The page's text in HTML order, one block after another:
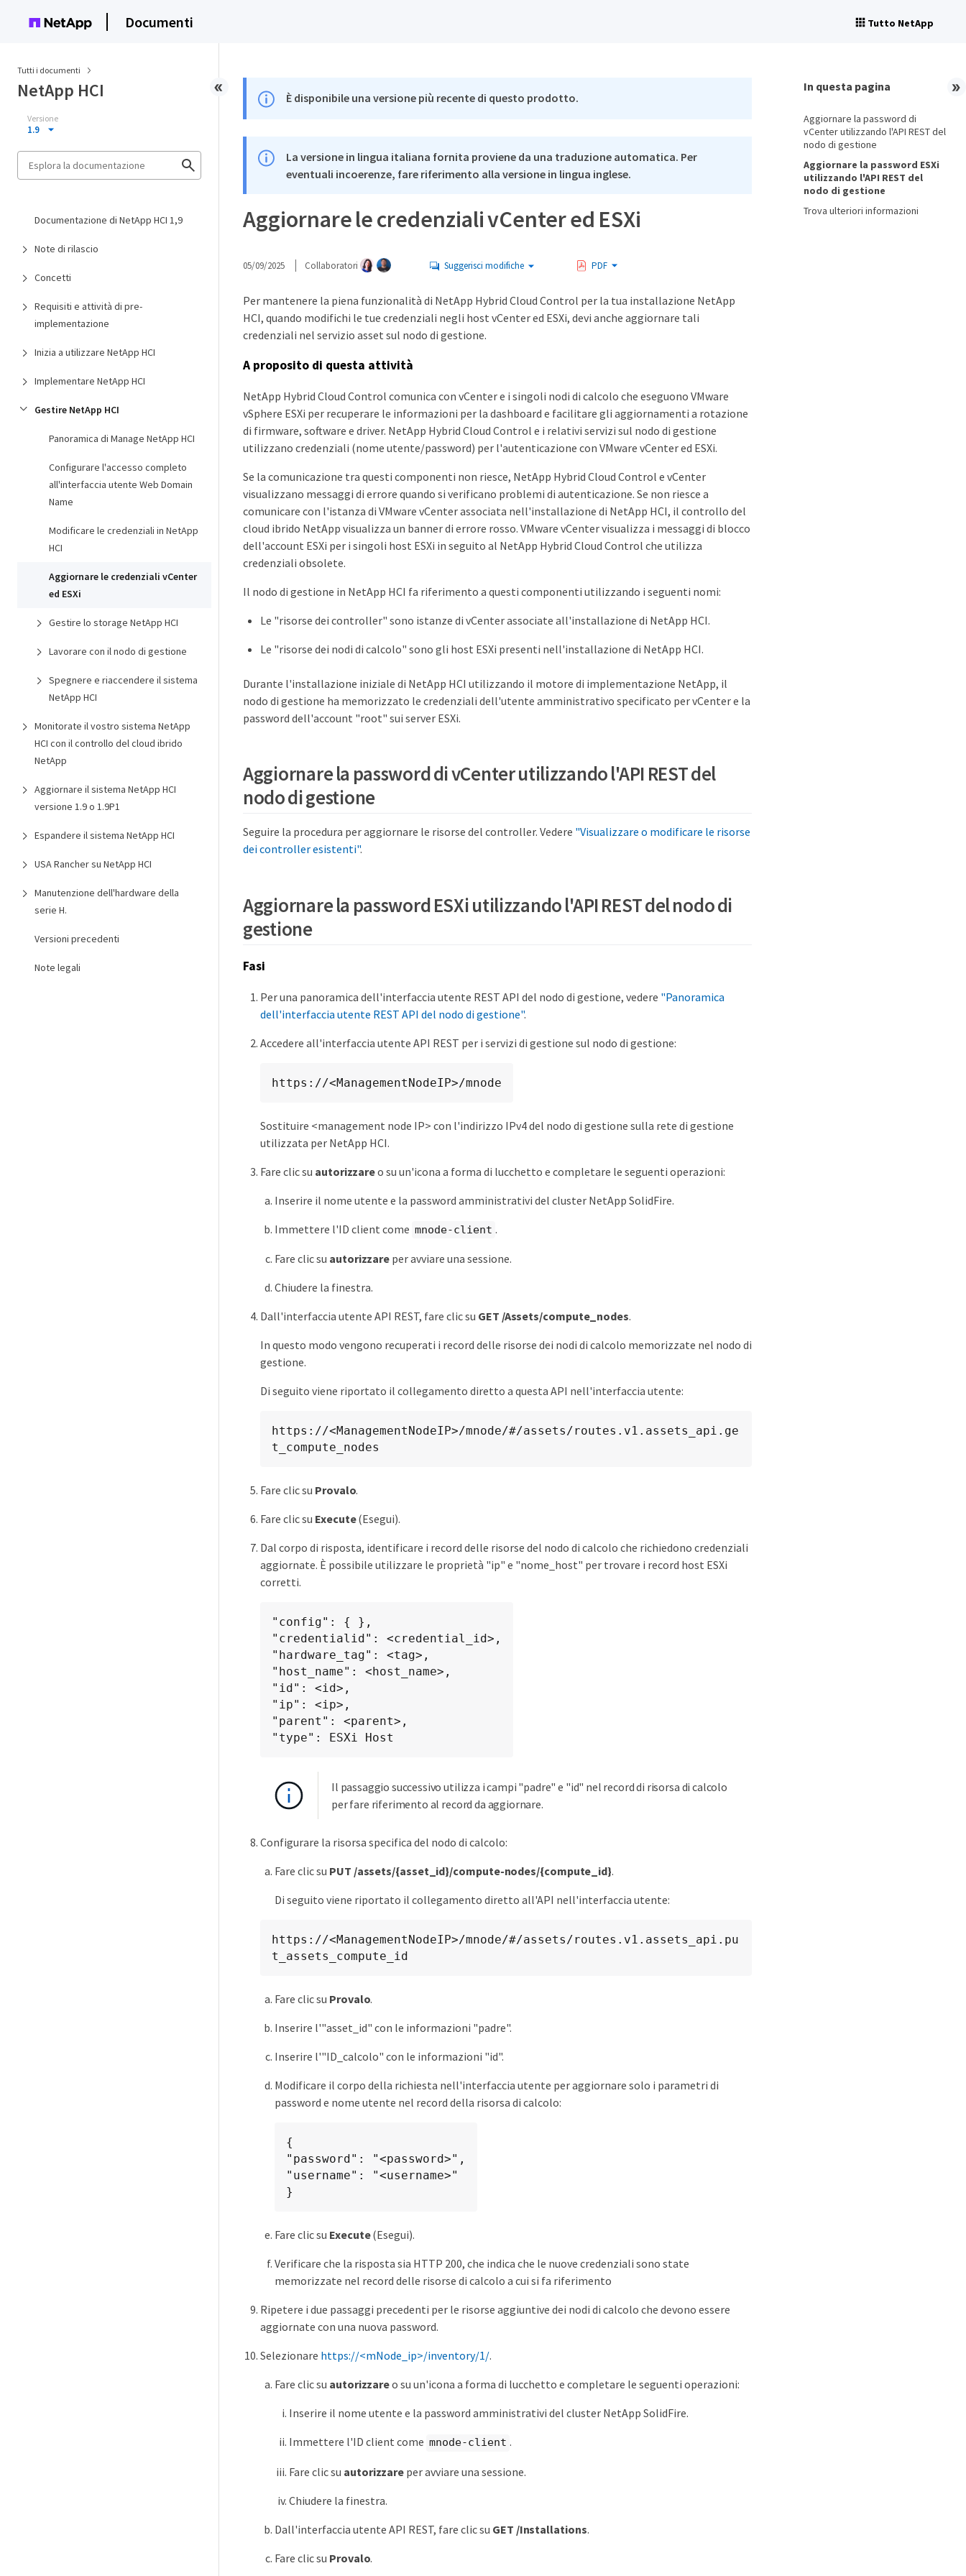
Documenti Tutto NetApp
Tutti i documenti
NetApp HCI
Versione
1.9
Documentazione di NetApp HCI 1,9
Note di rilascio
Concetti
Requisiti e attività di pre-
implementazione
Inizia a utilizzare NetApp HCI
Implementare NetApp HCI
Gestire NetApp HCI
Panoramica di Manage NetApp HCI
Configurare l'accesso completo
all'interfaccia utente Web Domain
Name
Modificare le credenziali in NetApp
HCI
Aggiornare le credenziali vCenter
ed ESXi
Gestire lo storage NetApp HCI
Lavorare con il nodo di gestione
Spegnere e riaccendere il sistema
NetApp HCI
Monitorate il vostro sistema NetApp
HCI con il controllo del cloud ibrido
NetApp
Aggiornare il sistema NetApp HCI
versione 1.9 o 1.9P1
Espandere il sistema NetApp HCI
USA Rancher su NetApp HCI
Manutenzione dell'hardware della
serie H.
Versioni precedenti
Note legali
È disponibile una versione più recente di questo prodotto.
La versione in lingua italiana fornita proviene da una traduzione automatica. Per
eventuali incoerenze, fare riferimento alla versione in lingua inglese.
Aggiornare le credenziali vCenter ed ESXi
05/09/2025 Collaboratori Suggerisci modifiche PDF
Per mantenere la piena funzionalità di NetApp Hybrid Cloud Control per la tua installazione NetApp
HCI, quando modifichi le tue credenziali negli host vCenter ed ESXi, devi anche aggiornare tali
credenziali nel servizio asset sul nodo di gestione.
A proposito di questa attività
NetApp Hybrid Cloud Control comunica con vCenter e i singoli nodi di calcolo che eseguono VMware
vSphere ESXi per recuperare le informazioni per la dashboard e facilitare gli aggiornamenti a rotazione
di firmware, software e driver. NetApp Hybrid Cloud Control e i relativi servizi sul nodo di gestione
utilizzano credenziali (nome utente/password) per l'autenticazione con VMware vCenter ed ESXi.
Se la comunicazione tra questi componenti non riesce, NetApp Hybrid Cloud Control e vCenter
visualizzano messaggi di errore quando si verificano problemi di autenticazione. Se non riesce a
comunicare con l'istanza di VMware vCenter associata nell'installazione di NetApp HCI, il controllo del
cloud ibrido NetApp visualizza un banner di errore rosso. VMware vCenter visualizza i messaggi di blocco
dell'account ESXi per i singoli host ESXi in seguito al NetApp Hybrid Cloud Control che utilizza
credenziali obsolete.
Il nodo di gestione in NetApp HCI fa riferimento a questi componenti utilizzando i seguenti nomi:
Le "risorse dei controller" sono istanze di vCenter associate all'installazione di NetApp HCI.
Le "risorse dei nodi di calcolo" sono gli host ESXi presenti nell'installazione di NetApp HCI.
Durante l'installazione iniziale di NetApp HCI utilizzando il motore di implementazione NetApp, il
nodo di gestione ha memorizzato le credenziali dell'utente amministrativo specificato per vCenter e la
password dell'account "root" sui server ESXi.
Aggiornare la password di vCenter utilizzando l'API REST del
nodo di gestione
Seguire la procedura per aggiornare le risorse del controller. Vedere "Visualizzare o modificare le risorse
dei controller esistenti".
Aggiornare la password ESXi utilizzando l'API REST del nodo di
gestione
Fasi
Per una panoramica dell'interfaccia utente REST API del nodo di gestione, vedere "Panoramica
dell'interfaccia utente REST API del nodo di gestione".
Accedere all'interfaccia utente API REST per i servizi di gestione sul nodo di gestione:
https://<ManagementNodeIP>/mnode
Sostituire <management node IP> con l'indirizzo IPv4 del nodo di gestione sulla rete di gestione
utilizzata per NetApp HCI.
Fare clic su autorizzareo su un'icona a forma di lucchetto e completare le seguenti operazioni:
Inserire il nome utente e la password amministrativi del cluster NetApp SolidFire.
Immettere l'ID client come mnode-client .
Fare clic su autorizzare per avviare una sessione.
Chiudere la finestra.
Dall'interfaccia utente API REST, fare clic su GET ​/Assets/compute_nodes.
In questo modo vengono recuperati i record delle risorse dei nodi di calcolo memorizzate nel nodo di
gestione.
Di seguito viene riportato il collegamento diretto a questa API nell'interfaccia utente:
https://<ManagementNodeIP>/mnode/#/assets/routes.v1.assets_api.ge
t_compute_nodes
Fare clic su Provalo.
Fare clic su Execute(Esegui).
Dal corpo di risposta, identificare i record delle risorse del nodo di calcolo che richiedono credenziali
aggiornate. È possibile utilizzare le proprietà "ip" e "nome_host" per trovare i record host ESXi
corretti.
"config": { },
"credentialid": <credential_id>,
"hardware_tag": <tag>,
"host_name": <host_name>,
"id": <id>,
"ip": <ip>,
"parent": <parent>,
"type": ESXi Host
Il passaggio successivo utilizza i campi "padre" e "id" nel record di risorsa di calcolo
per fare riferimento al record da aggiornare.
Configurare la risorsa specifica del nodo di calcolo:
Fare clic su PUT /assets/{asset_id}/compute-nodes/{compute_id}.
Di seguito viene riportato il collegamento diretto all'API nell'interfaccia utente:
https://<ManagementNodeIP>/mnode/#/assets/routes.v1.assets_api.pu
t_assets_compute_id
Fare clic su Provalo.
Inserire l'"asset_id" con le informazioni "padre".
Inserire l'"ID_calcolo" con le informazioni "id".
Modificare il corpo della richiesta nell'interfaccia utente per aggiornare solo i parametri di
password e nome utente nel record della risorsa di calcolo:
{
"password": "<password>",
"username": "<username>"
}
Fare clic su Execute(Esegui).
Verificare che la risposta sia HTTP 200, che indica che le nuove credenziali sono state
memorizzate nel record delle risorse di calcolo a cui si fa riferimento
Ripetere i due passaggi precedenti per le risorse aggiuntive dei nodi di calcolo che devono essere
aggiornate con una nuova password.
Selezionare https://<mNode_ip>/inventory/1/.
Fare clic su autorizzareo su un'icona a forma di lucchetto e completare le seguenti operazioni:
Inserire il nome utente e la password amministrativi del cluster NetApp SolidFire.
Immettere l'ID client come mnode-client .
Fare clic su autorizzare per avviare una sessione.
Chiudere la finestra.
Dall'interfaccia utente API REST, fare clic su GET /Installations.
Fare clic su Provalo.
In questa pagina
Aggiornare la password di
vCenter utilizzando l'API REST del
nodo di gestione
Aggiornare la password ESXi
utilizzando l'API REST del
nodo di gestione
Trova ulteriori informazioni